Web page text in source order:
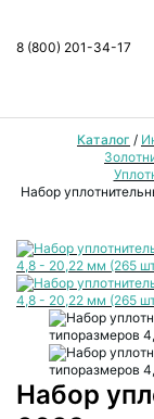
8 (800) 201-34-17
Каталог /
Набор
Набор